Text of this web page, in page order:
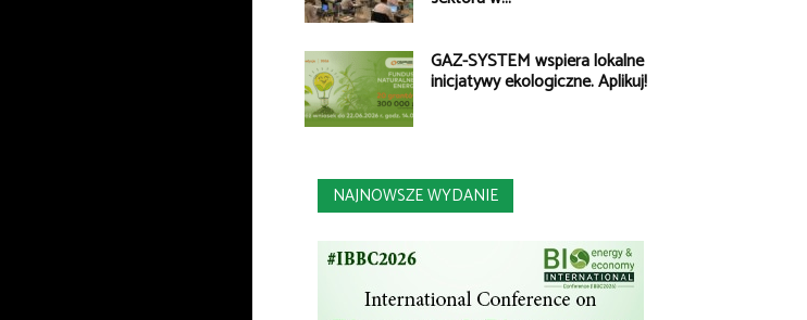
GAZ-SYSTEM wspiera lokalne
inicjatywy ekologiczne. Aplikuj!
NAJNOWSZE WYDANIE